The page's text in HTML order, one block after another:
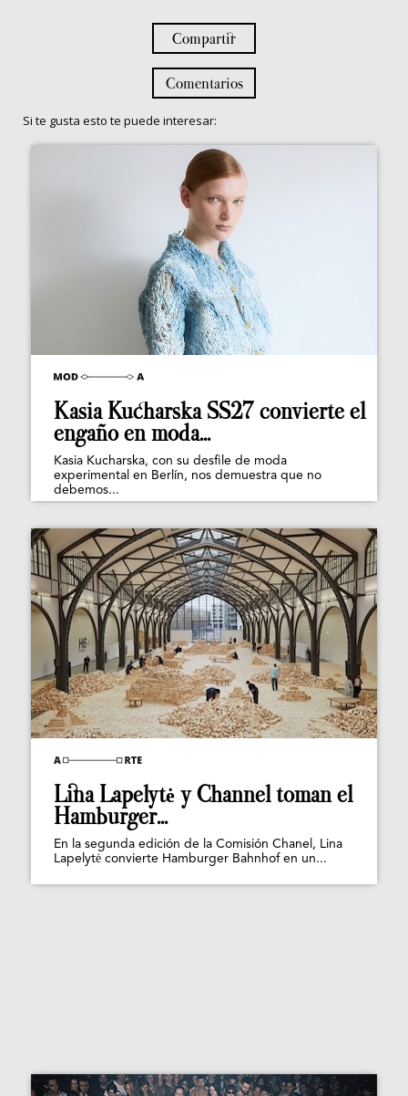
Compartir
Comentarios
Si te gusta esto te puede interesar:
Kasia Kucharska SS27 convierte el
engaño en moda...
Kasia Kucharska, con su desfile de moda
experimental en Berlín, nos demuestra que no
debemos...
Lina Lapelytė y Channel toman el
Hamburger...
En la segunda edición de la Comisión Chanel, Lina
Lapelytė convierte Hamburger Bahnhof en un...